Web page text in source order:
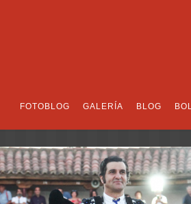
FOTOBLOG GALERÍA BLOG